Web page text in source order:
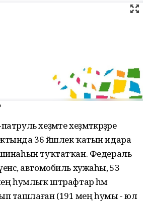
хеҙмәте хеҙмәткәрҙәре
36 йәшлек ҡатын идара
туҡтатҡан. Федераль
автомобиль хужаһы, 53
һумлыҡ штрафтар һәм
ташлаған (191 мең һумы - юл